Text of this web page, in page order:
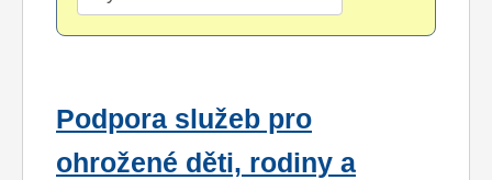
Podpora služeb pro
ohrožené děti, rodiny a